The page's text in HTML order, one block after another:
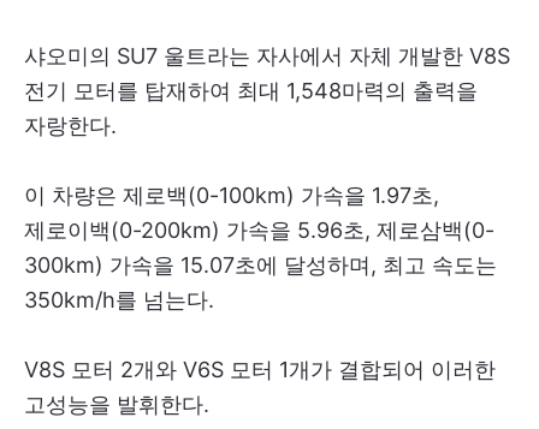
샤오미의 SU7 울트라는 자사에서 자체 개발한 V8S
전기 모터를 탑재하여 최대 1,548마력의 출력을
자랑한다.
이 차량은 제로백(0-100km) 가속을 1.97초,
제로이백(0-200km) 가속을 5.96초, 제로삼백(0-
300km) 가속을 15.07초에 달성하며, 최고 속도는
350km/h를 넘는다.
V8S 모터 2개와 V6S 모터 1개가 결합되어 이러한
고성능을 발휘한다.